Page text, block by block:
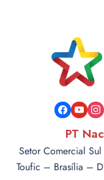
facebook
youtube
PT
Setor Comercial
Toufic – Brasília –